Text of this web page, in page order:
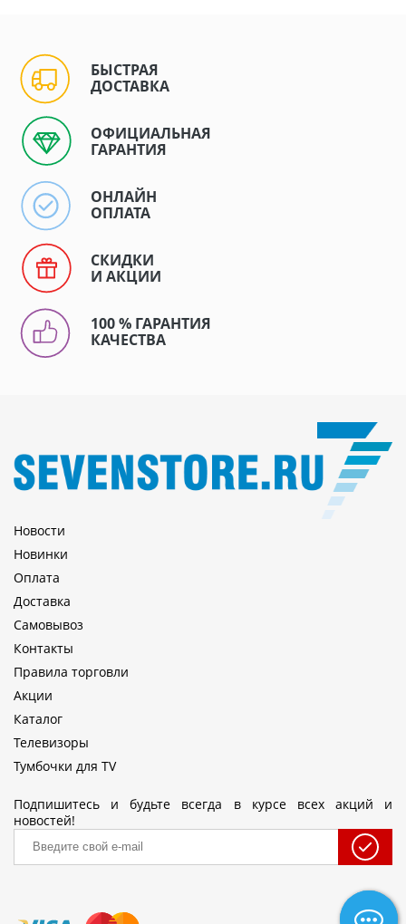
БЫСТРАЯ
ДОСТАВКА
ОФИЦИАЛЬНАЯ
ГАРАНТИЯ
ОНЛАЙН
ОПЛАТА
СКИДКИ
И АКЦИИ
100 % ГАРАНТИЯ
КАЧЕСТВА
Новости
Новинки
Оплата
Доставка
Самовывоз
Контакты
Правила торговли
Акции
Каталог
Телевизоры
Тумбочки для TV
Подпишитесь и будьте всегда в курсе всех акций и
новостей!